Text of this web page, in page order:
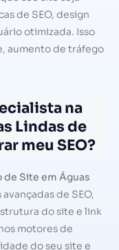
de SEO, design
otimizada. Isso
aumento de tráfego
na
Lindas de
meu SEO?
de Site em Águas
de SEO,
do site e link
motores de
do seu site e